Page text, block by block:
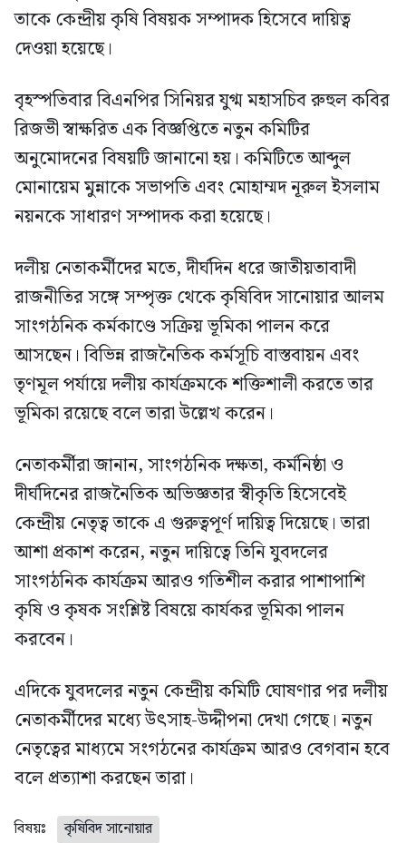
তাকে কেন্দ্রীয় কৃষি বিষয়ক সম্পাদক হিসেবে দায়িত্ব
দেওয়া হয়েছে।
বৃহস্পতিবার বিএনপির সিনিয়র যুগ্ম মহাসচিব রুহুল কবির
রিজভী স্বাক্ষরিত এক বিজ্ঞপ্তিতে নতুন কমিটির
অনুমোদনের বিষয়টি জানানো হয়। কমিটিতে আব্দুল
মোনায়েম মুন্নাকে সভাপতি এবং মোহাম্মদ নূরুল ইসলাম
নয়নকে সাধারণ সম্পাদক করা হয়েছে।
দলীয় নেতাকর্মীদের মতে, দীর্ঘদিন ধরে জাতীয়তাবাদী
রাজনীতির সঙ্গে সম্পৃক্ত থেকে কৃষিবিদ সানোয়ার আলম
সাংগঠনিক কর্মকাণ্ডে সক্রিয় ভূমিকা পালন করে
আসছেন। বিভিন্ন রাজনৈতিক কর্মসূচি বাস্তবায়ন এবং
তৃণমূল পর্যায়ে দলীয় কার্যক্রমকে শক্তিশালী করতে তার
ভূমিকা রয়েছে বলে তারা উল্লেখ করেন।
নেতাকর্মীরা জানান, সাংগঠনিক দক্ষতা, কর্মনিষ্ঠা ও
দীর্ঘদিনের রাজনৈতিক অভিজ্ঞতার স্বীকৃতি হিসেবেই
কেন্দ্রীয় নেতৃত্ব তাকে এ গুরুত্বপূর্ণ দায়িত্ব দিয়েছে। তারা
আশা প্রকাশ করেন, নতুন দায়িত্বে তিনি যুবদলের
সাংগঠনিক কার্যক্রম আরও গতিশীল করার পাশাপাশি
কৃষি ও কৃষক সংশ্লিষ্ট বিষয়ে কার্যকর ভূমিকা পালন
করবেন।
এদিকে যুবদলের নতুন কেন্দ্রীয় কমিটি ঘোষণার পর দলীয়
নেতাকর্মীদের মধ্যে উৎসাহ-উদ্দীপনা দেখা গেছে। নতুন
নেতৃত্বের মাধ্যমে সংগঠনের কার্যক্রম আরও বেগবান হবে
বলে প্রত্যাশা করছেন তারা।
বিষয়ঃ কৃষিবিদ সানোয়ার